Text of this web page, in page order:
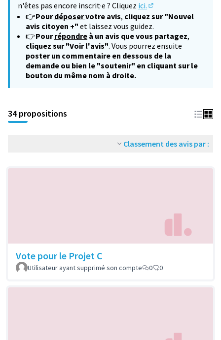
n'êtes pas encore inscrit·e ? Cliquez ici.
(S'ouvre dans un
👉Pourdéposervotre avis, cliquez sur "Nouvel
avis citoyen +" et laissez vous guidez.
👉Pourrépondre à un avis que vous partagez,
cliquez sur "Voir l'avis". Vous pourrez ensuite
poster un commentaire en dessous de la
demande ou bien le "soutenir" en cliquant sur le
bouton du même nom à droite.
34 propositions
Classement des avis par :
Vote pour le Projet C
Utilisateur ayant supprimé son compte 0 0